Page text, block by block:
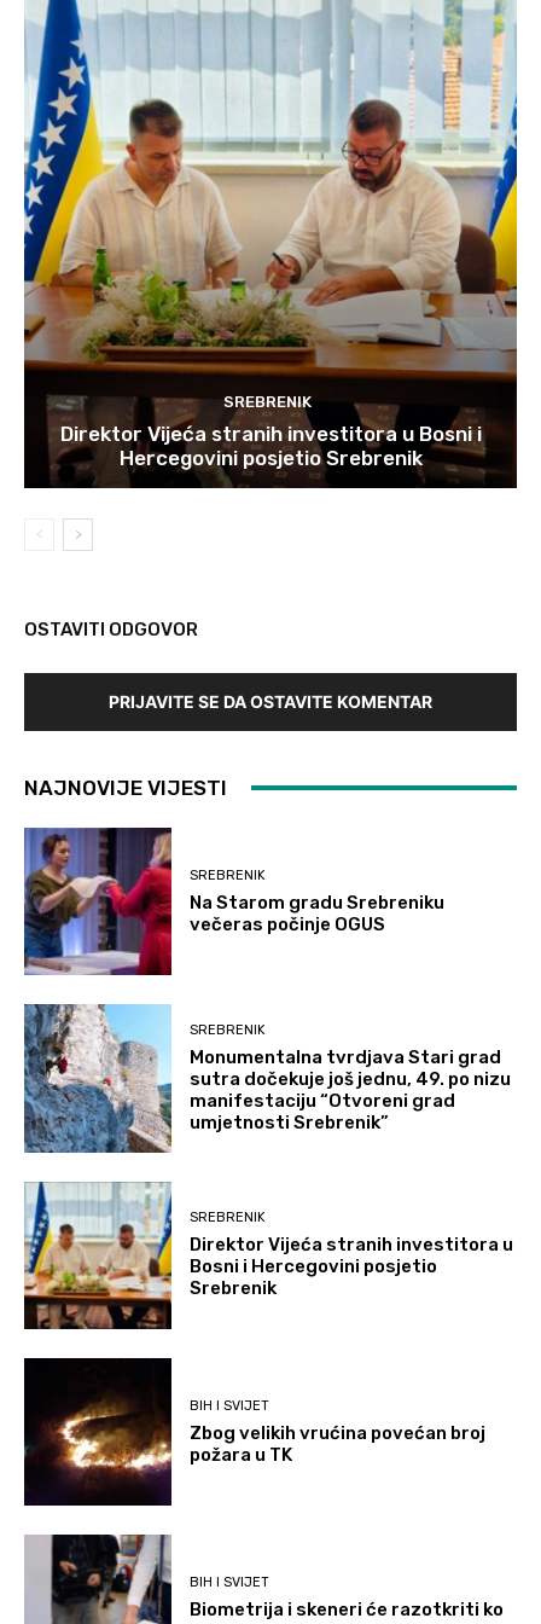
SREBRENIK
Direktor Vijeća stranih investitora u Bosni i
Hercegovini posjetio Srebrenik
OSTAVITI ODGOVOR
PRIJAVITE SE DA OSTAVITE KOMENTAR
NAJNOVIJE VIJESTI
SREBRENIK
Na Starom gradu Srebreniku
večeras počinje OGUS
SREBRENIK
Monumentalna tvrdjava Stari grad
sutra dočekuje još jednu, 49. po nizu
manifestaciju “Otvoreni grad
umjetnosti Srebrenik”
SREBRENIK
Direktor Vijeća stranih investitora u
Bosni i Hercegovini posjetio
Srebrenik
BIH I SVIJET
Zbog velikih vrućina povećan broj
požara u TK
BIH I SVIJET
Biometrija i skeneri će razotkriti ko